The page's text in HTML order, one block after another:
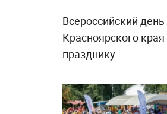
Всероссийский
Красноярского
празднику.